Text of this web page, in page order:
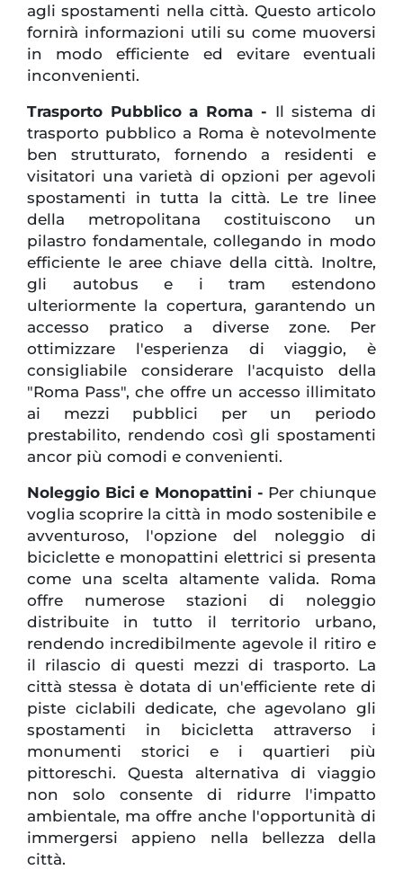
agli spostamenti nella città. Questo articolo
fornirà informazioni utili su come muoversi
in modo efficiente ed evitare eventuali
inconvenienti.
Trasporto Pubblico a Roma - Il sistema di
trasporto pubblico a Roma è notevolmente
ben strutturato, fornendo a residenti e
visitatori una varietà di opzioni per agevoli
spostamenti in tutta la città. Le tre linee
della metropolitana costituiscono un
pilastro fondamentale, collegando in modo
efficiente le aree chiave della città. Inoltre,
gli autobus e i tram estendono
ulteriormente la copertura, garantendo un
accesso pratico a diverse zone. Per
ottimizzare l'esperienza di viaggio, è
consigliabile considerare l'acquisto della
"Roma Pass", che offre un accesso illimitato
ai mezzi pubblici per un periodo
prestabilito, rendendo così gli spostamenti
ancor più comodi e convenienti.
Noleggio Bici e Monopattini - Per chiunque
voglia scoprire la città in modo sostenibile e
avventuroso, l'opzione del noleggio di
biciclette e monopattini elettrici si presenta
come una scelta altamente valida. Roma
offre numerose stazioni di noleggio
distribuite in tutto il territorio urbano,
rendendo incredibilmente agevole il ritiro e
il rilascio di questi mezzi di trasporto. La
città stessa è dotata di un'efficiente rete di
piste ciclabili dedicate, che agevolano gli
spostamenti in bicicletta attraverso i
monumenti storici e i quartieri più
pittoreschi. Questa alternativa di viaggio
non solo consente di ridurre l'impatto
ambientale, ma offre anche l'opportunità di
immergersi appieno nella bellezza della
città.